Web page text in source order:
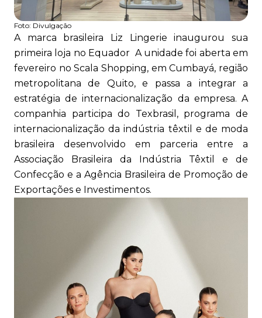
Foto: Divulgação
A marca brasileira Liz Lingerie inaugurou sua
primeira loja no Equador A unidade foi aberta em
fevereiro no Scala Shopping, em Cumbayá, região
metropolitana de Quito, e passa a integrar a
estratégia de internacionalização da empresa. A
companhia participa do Texbrasil, programa de
internacionalização da indústria têxtil e de moda
brasileira desenvolvido em parceria entre a
Associação Brasileira da Indústria Têxtil e de
Confecção e a Agência Brasileira de Promoção de
Exportações e Investimentos.